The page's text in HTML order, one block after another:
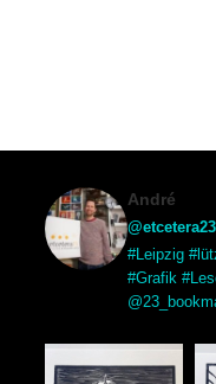
André
@etcetera23
#Leipzig
#Grafik